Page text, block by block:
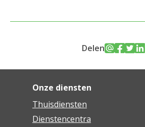
Delen
Onze diensten
Thuisdiensten
Dienstencentra